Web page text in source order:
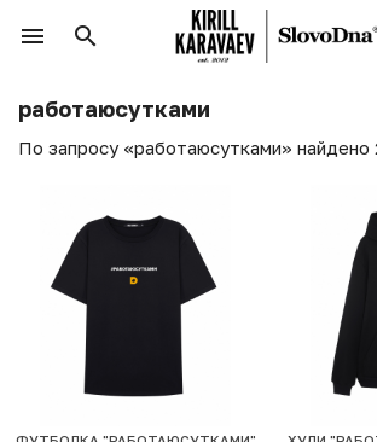
работаюсутками
По запросу «работаюсутками» найдено